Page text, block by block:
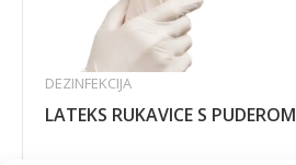
DEZINFEKCIJA
LATEKS RUKAVICE S PUDEROM